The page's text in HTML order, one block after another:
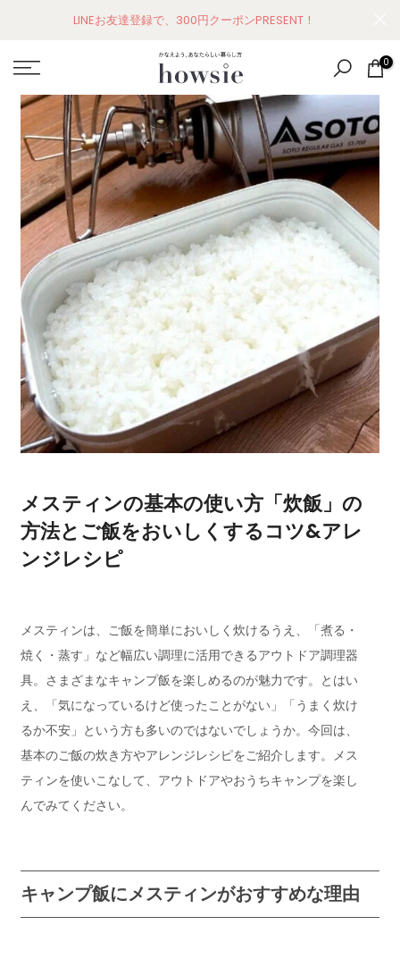
テ
ン
ツ
に
ス
ッ
プ
LINEお友達登録で、300円クーポンPRESENT！
0
メスティンの基本の使い方「炊飯」の
方法とご飯をおいしくするコツ&アレ
ンジレシピ
メスティンは、ご飯を簡単においしく炊けるうえ、「煮る・
焼く・蒸す」など幅広い調理に活用できるアウトドア調理器
具。さまざまなキャンプ飯を楽しめるのが魅力です。とはい
え、「気になっているけど使ったことがない」「うまく炊け
るか不安」という方も多いのではないでしょうか。今回は、
基本のご飯の炊き方やアレンジレシピをご紹介します。メス
ティンを使いこなして、アウトドアやおうちキャンプを楽し
んでみてください。
キャンプ飯にメスティンがおすすめな理由